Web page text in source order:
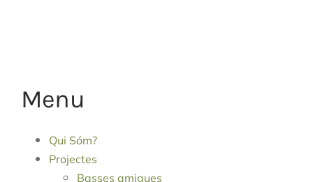
Menu
Qui Sóm?
Projectes
Basses amigues